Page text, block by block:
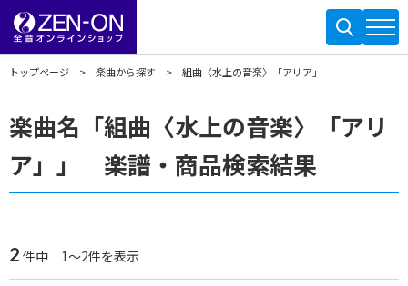
トップページ 楽曲から探す 組曲〈水上の音楽〉「アリア」
楽曲名「組曲〈水上の音楽〉「アリ
ア」」 楽譜・商品検索結果
2 件中 1～2件を表示